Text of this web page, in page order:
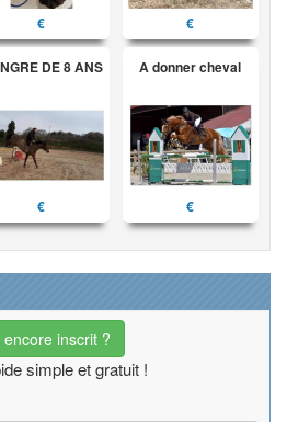
€ €
DE 8 ANS
€
A donner cheval
€
encore inscrit ?
simple et gratuit !